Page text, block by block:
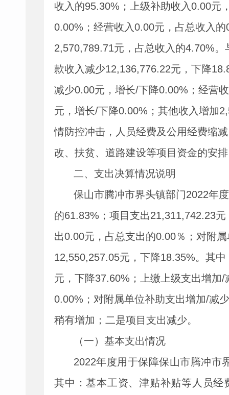
收入的95.30% ；上级补助收入0.00元
0.00% ；经营收入0.00元，占总收入的
2,570,789.71元，占总收入的4.70%。
款收入减少12,136,776.22元，下降
减少0.00元，增长/下降0.00% ；经营
元，增长/下降0.00% ；其他收入增加
情防控冲击，人员经费及公用经费缩
改、扶贫、道路建设等项目资金的安
二、支出决算情况说明
保山市腾冲市界头镇部门2022年
的61.83% ；项目支出21,311,742.23元
出0.00元，占总支出的0.00％；对附
12,550,257.05元，下降18.35%。其
元，下降37.60% ；上缴上级支出增加/
0.00% ；对附属单位补助支出增加/减少
稍有增加；二是项目支出减少。
（一）基本支出情况
2022年度用于保障保山市腾冲市
其中：基本工资、津贴补贴等人员经